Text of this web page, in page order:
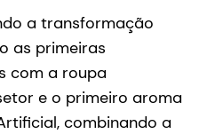
a transformação
as primeiras
com a roupa
e o primeiro aroma
combinando a